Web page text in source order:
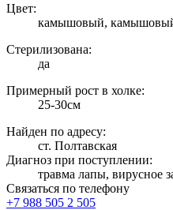
Цвет:
камышовый,
Стерилизована:
да
Примерный рост в холке:
25-30см
Найден по адресу:
ст. Полтавская
Диагноз при поступлении:
травма лапы, вирусное
Связаться по телефону
+7 988 505 2 505